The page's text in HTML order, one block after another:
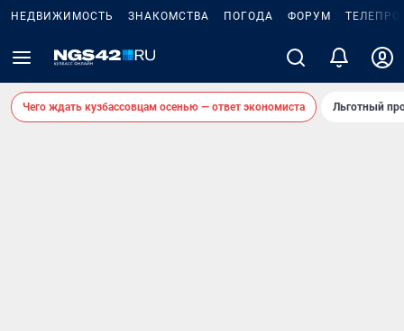
НЕДВИЖИМОСТЬ ЗНАКОМСТВА ПОГОДА ФОРУМ
Чего ждать кузбассовцам осенью — ответ экономиста Льготный